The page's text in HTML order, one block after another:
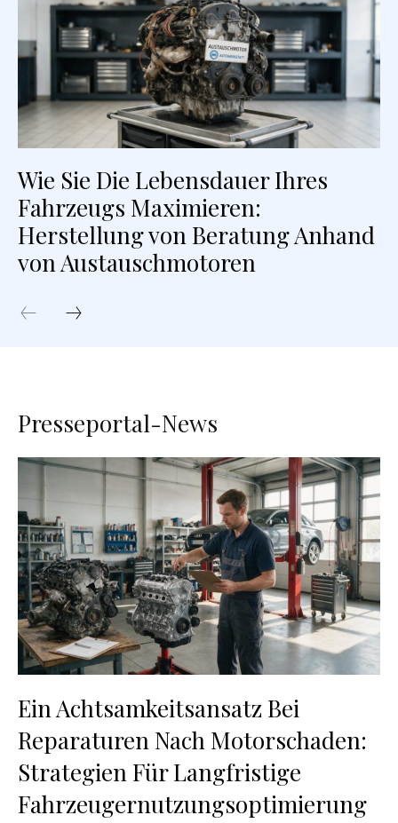
Wie Sie Die Lebensdauer Ihres
Fahrzeugs Maximieren:
Herstellung von Beratung Anhand
von Austauschmotoren
Presseportal-News
Ein Achtsamkeitsansatz Bei
Reparaturen Nach Motorschaden:
Strategien Für Langfristige
Fahrzeugernutzungsoptimierung